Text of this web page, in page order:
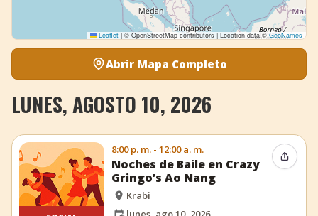
Leaflet |© OpenStreetMap contributors | Location data ©GeoNames
Abrir Mapa Completo
LUNES, AGOSTO 10, 2026
8:00 p. m. - 12:00 a. m.
Noches de Baile en Crazy
Gringo’s Ao Nang
Krabi